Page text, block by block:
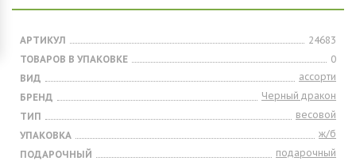
АРТИКУЛ
24683
ТОВАРОВ В УПАКОВКЕ
0
ВИД
ассорти
БРЕНД
Черный дракон
ТИП
весовой
УПАКОВКА
ж/б
ПОДАРОЧНЫЙ
подарочный